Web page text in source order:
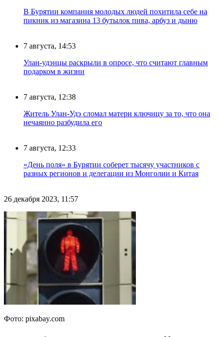
В Бурятии компания молодых людей похитила себе на
пикник из магазина 13 бутылок пива, арбуз и дыню
7 августа, 14:53
Улан-удэнцы раскрыли в опросе, что считают главным
подарком в жизни
7 августа, 12:38
Житель Улан-Удэ сломал матери ключицу за то, что она
нечаянно разбудила его
7 августа, 12:33
«День поля» в Бурятии соберет тысячу участников с
разных регионов и делегации из Монголии и Китая
26 декабря 2023, 11:57
Фото: pixabay.com